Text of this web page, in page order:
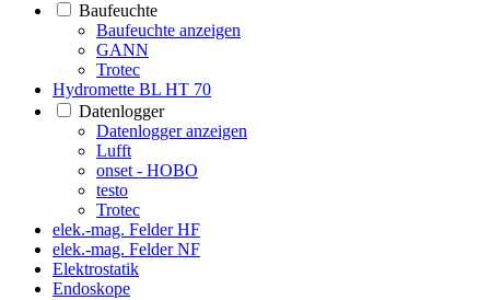
Baufeuchte
Baufeuchte anzeigen
GANN
Trotec
Hydromette BL HT 70
Datenlogger
Datenlogger anzeigen
Lufft
onset - HOBO
testo
Trotec
elek.-mag. Felder HF
elek.-mag. Felder NF
Elektrostatik
Endoskope